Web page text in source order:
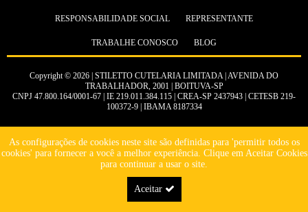
RESPONSABILIDADE SOCIAL REPRESENTANTE
TRABALHE CONOSCO BLOG
Copyright © 2026 | STILETTO CUTELARIA LIMITADA | AVENIDA DO
TRABALHADOR, 2001 | BOITUVA-SP
CNPJ 47.800.164/0001-67 | IE 219.011.384.115 | CREA-SP 2437943 | CETESB 219-
100372-9 | IBAMA 8187334
As configurações de cookies neste site são definidas para 'permitir todos os
cookies' para fornecer a você a melhor experiência. Clique em Aceitar Cookies
para continuar a usar o site.
Aceitar